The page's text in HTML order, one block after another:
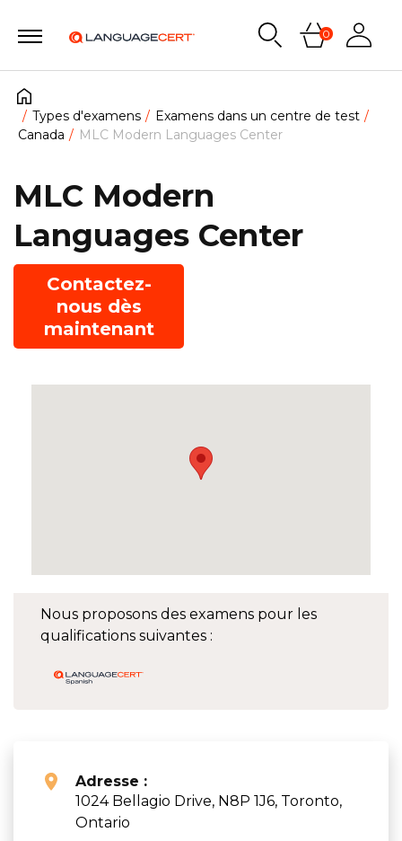
0
Types d'examens
Examens dans un centre de test
Canada
MLC Modern Languages Center
Nous proposons des examens pour les
qualifications suivantes :
Adresse :
1024 Bellagio Drive, N8P 1J6, Toronto,
Ontario
MLC Modern
Languages Center
Contactez-
nous dès
maintenant